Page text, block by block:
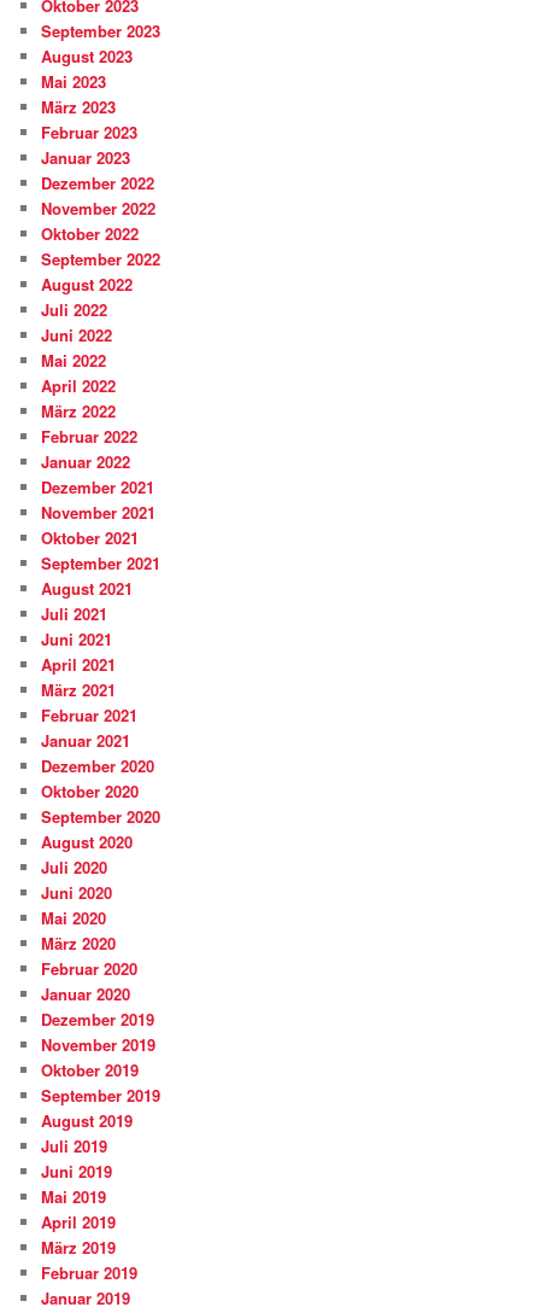
Oktober 2023
September 2023
August 2023
Mai 2023
März 2023
Februar 2023
Januar 2023
Dezember 2022
November 2022
Oktober 2022
September 2022
August 2022
Juli 2022
Juni 2022
Mai 2022
April 2022
März 2022
Februar 2022
Januar 2022
Dezember 2021
November 2021
Oktober 2021
September 2021
August 2021
Juli 2021
Juni 2021
April 2021
März 2021
Februar 2021
Januar 2021
Dezember 2020
Oktober 2020
September 2020
August 2020
Juli 2020
Juni 2020
Mai 2020
März 2020
Februar 2020
Januar 2020
Dezember 2019
November 2019
Oktober 2019
September 2019
August 2019
Juli 2019
Juni 2019
Mai 2019
April 2019
März 2019
Februar 2019
Januar 2019